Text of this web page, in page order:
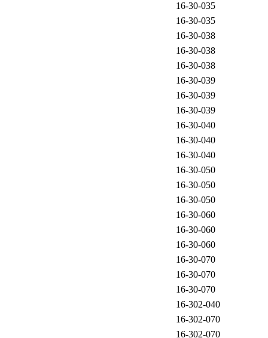
16-30-035
16-30-035
16-30-038
16-30-038
16-30-038
16-30-039
16-30-039
16-30-039
16-30-040
16-30-040
16-30-040
16-30-050
16-30-050
16-30-050
16-30-060
16-30-060
16-30-060
16-30-070
16-30-070
16-30-070
16-302-040
16-302-070
16-302-070